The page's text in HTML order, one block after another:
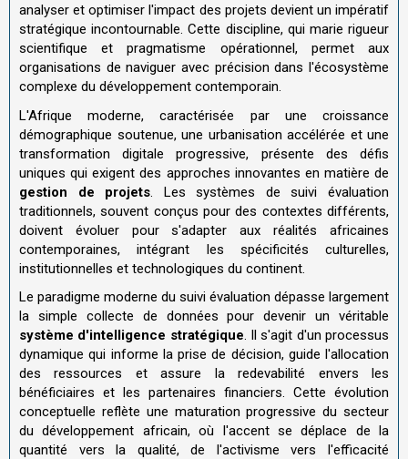
analyser et optimiser l'impact des projets devient un impératif
stratégique incontournable. Cette discipline, qui marie rigueur
scientifique et pragmatisme opérationnel, permet aux
organisations de naviguer avec précision dans l'écosystème
complexe du développement contemporain.
L'Afrique moderne, caractérisée par une croissance
démographique soutenue, une urbanisation accélérée et une
transformation digitale progressive, présente des défis
uniques qui exigent des approches innovantes en matière de
gestion de projets . Les systèmes de suivi évaluation
traditionnels, souvent conçus pour des contextes différents,
doivent évoluer pour s'adapter aux réalités africaines
contemporaines, intégrant les spécificités culturelles,
institutionnelles et technologiques du continent.
Le paradigme moderne du suivi évaluation dépasse largement
la simple collecte de données pour devenir un véritable
système d'intelligence stratégique. Il s'agit d'un processus
dynamique qui informe la prise de décision, guide l'allocation
des ressources et assure la redevabilité envers les
bénéficiaires et les partenaires financiers. Cette évolution
conceptuelle reflète une maturation progressive du secteur
du développement africain, où l'accent se déplace de la
quantité vers la qualité, de l'activisme vers l'efficacité